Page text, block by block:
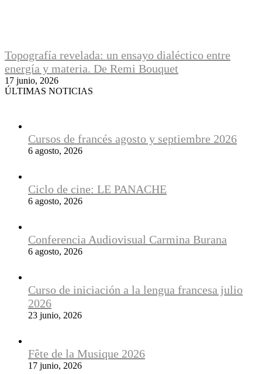
Topografía revelada: un ensayo dialéctico entre
energía y materia. De Remi Bouquet
17 junio, 2026
ÚLTIMAS NOTICIAS
Cursos de francés agosto y septiembre 2026
6 agosto, 2026
Ciclo de cine: LE PANACHE
6 agosto, 2026
Conferencia Audiovisual Carmina Burana
6 agosto, 2026
Curso de iniciación a la lengua francesa julio
2026
23 junio, 2026
Fête de la Musique 2026
17 junio, 2026